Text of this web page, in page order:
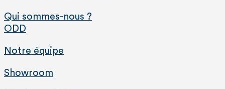
Qui sommes-nous ?
ODD
Notre équipe
Showroom